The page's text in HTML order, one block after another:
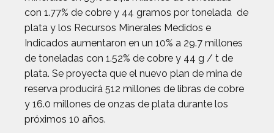
con 1.77% de cobre y 44 gramos por tonelada de
plata y los Recursos Minerales Medidos e
Indicados aumentaron en un 10% a 29.7 millones
de toneladas con 1.52% de cobre y 44 g / t de
plata. Se proyecta que el nuevo plan de mina de
reserva producirá 512 millones de libras de cobre
y 16.0 millones de onzas de plata durante los
próximos 10 años.